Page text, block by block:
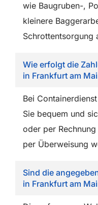
wie Baugruben-,
kleinere
Schrottentsorgung
Wie erfolgt die
in Frankfurt am
Bei
Sie bequem und
oder per
per Überweisung
Sind die
in Frankfurt am